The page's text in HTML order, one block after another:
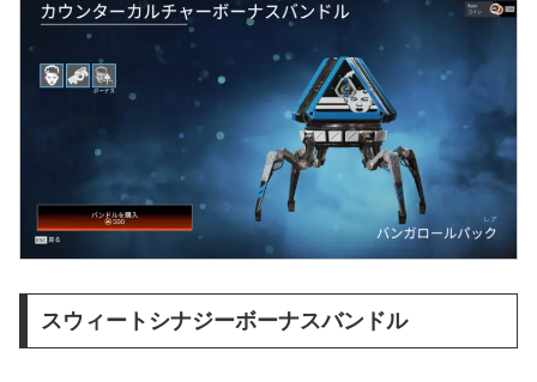
スウィートシナジーボーナスバンドル